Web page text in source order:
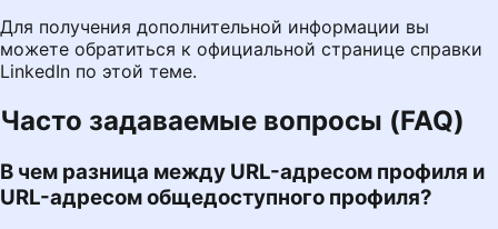
Для получения дополнительной информации вы
можете обратиться к официальной странице справки
LinkedIn по этой теме.
Часто задаваемые вопросы (FAQ)
В чем разница между URL-адресом профиля и
URL-адресом общедоступного профиля?